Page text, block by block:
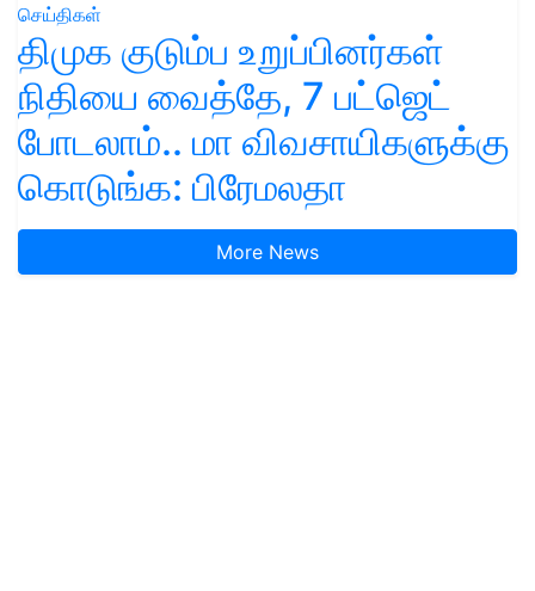
செய்திகள்
திமுக குடும்ப உறுப்பினர்கள்
நிதியை வைத்தே, 7 பட்ஜெட்
போடலாம்.. மா விவசாயிகளுக்கு
கொடுங்க: பிரேமலதா
More News